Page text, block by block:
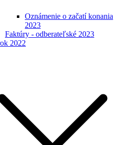
Oznámenie o začatí konania
2023
Faktúry - odberateľské 2023
2022